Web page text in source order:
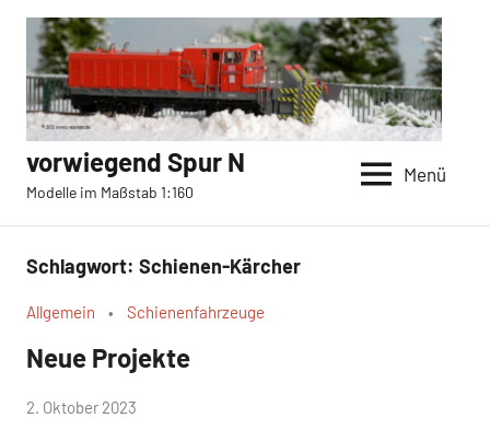
Zum
Inhalt
springen
vorwiegend Spur N
Modelle im Maßstab 1:160
Menü
Schlagwort: Schienen-Kärcher
Allgemein Schienenfahrzeuge
Neue Projekte
von
2. Oktober 2023